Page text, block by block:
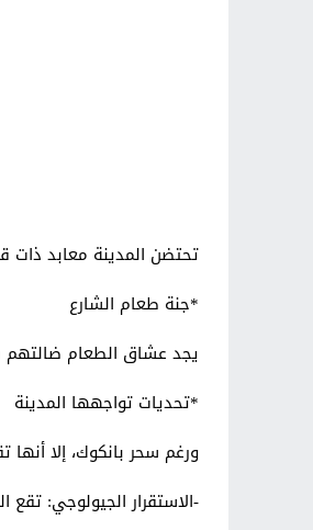
تحتضن المدينة معابد ذات
*جنة طعام الشارع
يجد عشاق الطعام ضالتهم
*تحديات تواجهها المدينة
ورغم سحر بانكوك، إلا
-الاستقرار الجيولوجي: